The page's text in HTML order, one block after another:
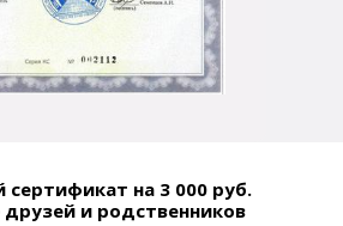
на 3 000 руб.
друзей и родственников